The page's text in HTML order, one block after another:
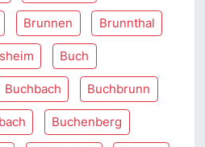
Brunnen Brunnthal
Buch
Buchbach Buchbrunn
Buchenberg